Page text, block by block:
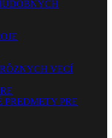
VECÍ
PREDMETY PRE